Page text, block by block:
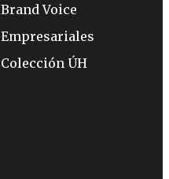
Brand Voice
Empresariales
Colección ÚH